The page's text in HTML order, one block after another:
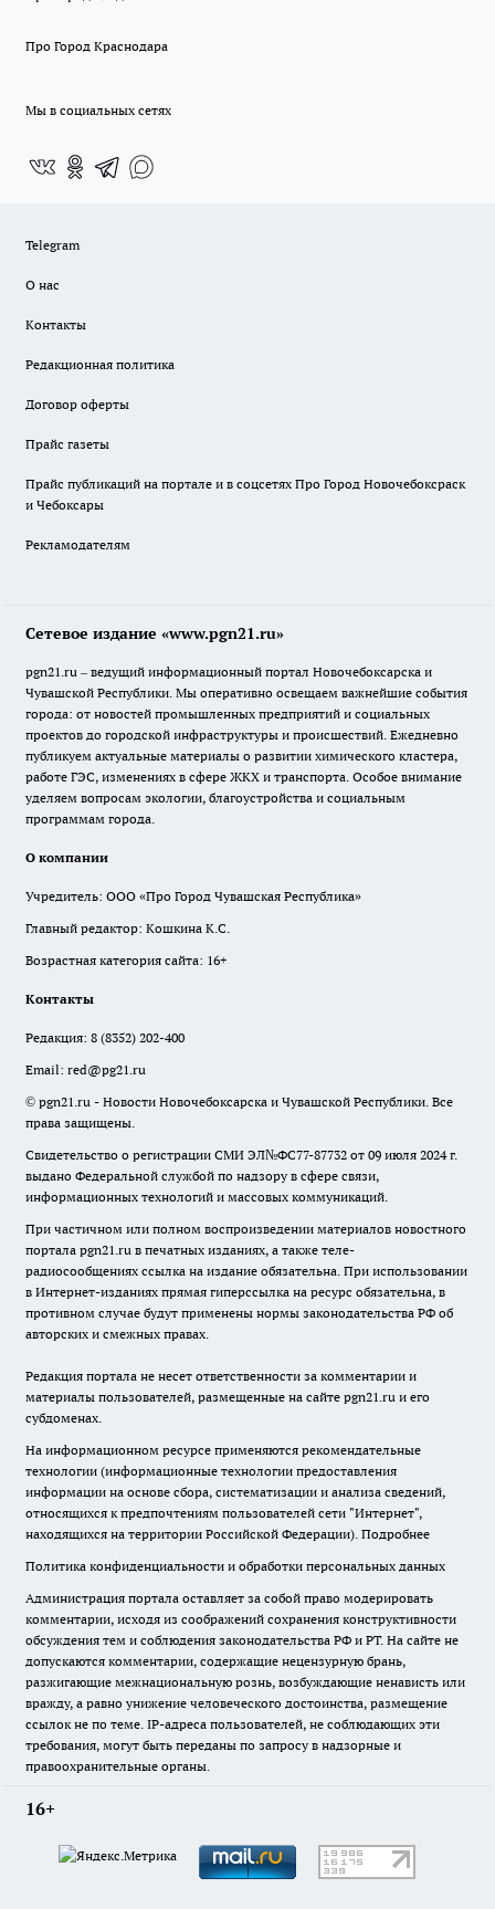
Про Город Краснодара
Мы в социальных сетях
Telegram
О нас
Контакты
Редакционная политика
Договор оферты
Прайс газеты
Прайс публикаций на портале и в соцсетях Про Город Новочебоксраск
и Чебоксары
Рекламодателям
Сетевое издание «www.pgn21.ru»
pgn21.ru – ведущий информационный портал Новочебоксарска и
Чувашской Республики. Мы оперативно освещаем важнейшие события
города: от новостей промышленных предприятий и социальных
проектов до городской инфраструктуры и происшествий. Ежедневно
публикуем актуальные материалы о развитии химического кластера,
работе ГЭС, изменениях в сфере ЖКХ и транспорта. Особое внимание
уделяем вопросам экологии, благоустройства и социальным
программам города.
О компании
Учредитель: ООО «Про Город Чувашская Республика»
Главный редактор: Кошкина К.С.
Возрастная категория сайта: 16+
Контакты
Редакция: 8 (8352) 202-400
Email: red@pg21.ru
© pgn21.ru - Новости Новочебоксарска и Чувашской Республики. Все
права защищены.
Свидетельство о регистрации СМИ ЭЛ№ФС77-87732 от 09 июля 2024 г.
выдано Федеральной службой по надзору в сфере связи,
информационных технологий и массовых коммуникаций.
При частичном или полном воспроизведении материалов новостного
портала pgn21.ru в печатных изданиях, а также теле-
радиосообщениях ссылка на издание обязательна. При использовании
в Интернет-изданиях прямая гиперссылка на ресурс обязательна, в
противном случае будут применены нормы законодательства РФ об
авторских и смежных правах.
Редакция портала не несет ответственности за комментарии и
материалы пользователей, размещенные на сайте pgn21.ru и его
субдоменах.
На информационном ресурсе применяются рекомендательные
технологии (информационные технологии предоставления
информации на основе сбора, систематизации и анализа сведений,
относящихся к предпочтениям пользователей сети "Интернет",
находящихся на территории Российской Федерации). Подробнее
Политика конфиденциальности и обработки персональных данных
Администрация портала оставляет за собой право модерировать
комментарии, исходя из соображений сохранения конструктивности
обсуждения тем и соблюдения законодательства РФ и РТ. На сайте не
допускаются комментарии, содержащие нецензурную брань,
разжигающие межнациональную рознь, возбуждающие ненависть или
вражду, а равно унижение человеческого достоинства, размещение
ссылок не по теме. IP-адреса пользователей, не соблюдающих эти
требования, могут быть переданы по запросу в надзорные и
правоохранительные органы.
16+